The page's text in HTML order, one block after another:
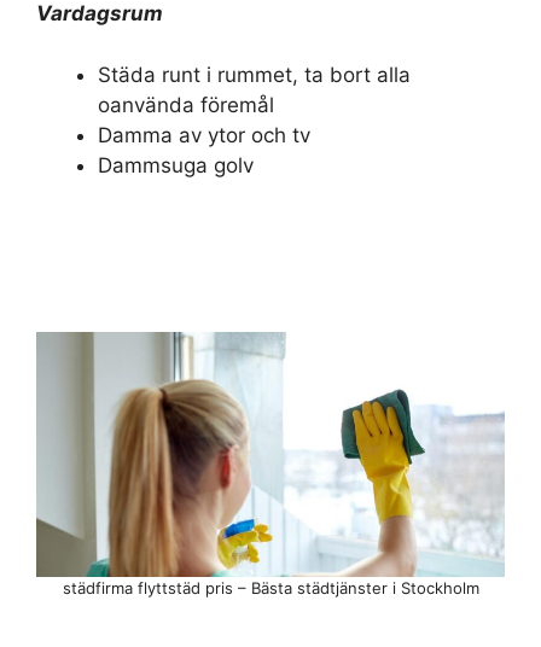
Vardagsrum
Städa runt i rummet, ta bort alla
oanvända föremål
Damma av ytor och tv
Dammsuga golv
städfirma flyttstäd pris – Bästa städtjänster i Stockholm